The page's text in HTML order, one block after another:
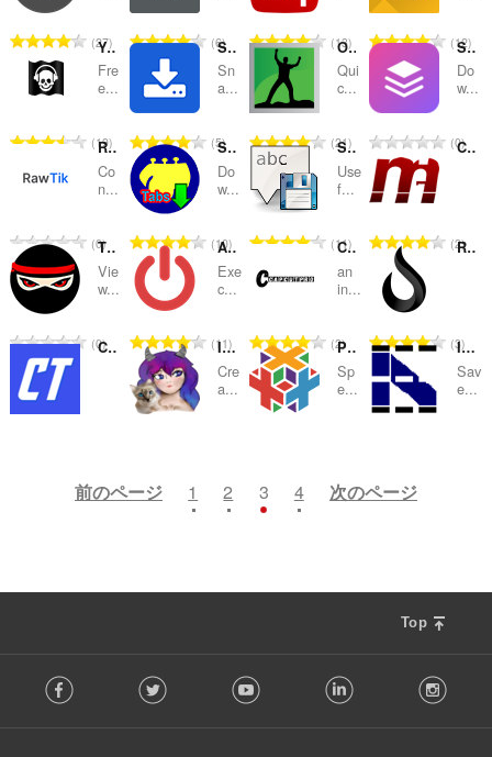
：
：
：
：
評
価
の
：
27
評
価
の
：
6
評
価
の
：
13
評
価
の
：
12
YouTube to MP3 Button
Fre
e...
評
価
の
：
19
SnapTik - TikTok Video Downloader
Sn
a...
評
価
の
：
5
Online Image Convert
Qui
c...
評
価
の
：
21
SnapTik - TT Downloader No Watermark
Do
w...
評
：
0
RawTik
Co
n...
評
価
の
：
0
Songsterr tablature downloader
Do
w...
評
価
の
：
10
Save text to File
Use
f...
評
の
：
11
Conexão Mega
評
：
2
Tik.Ninja Anonymous TikTok Story & Profile Viewer
Vie
w...
評
0
Auto Shutdown
Exe
c...
評
価
の
11
Capcutpro
an
in...
評
価
の
2
Rapidbit
評
価
の
3
Contas Turbo
の
総
Illegal Services Bookmarks
Cre
a...
総
ProductionCrate Connect
Sp
e...
の
総
Image Assistant
Sav
e...
前のページ 1 2 3 4 次のページ
Top
o Facebook Twitter Youtube LinkedIn